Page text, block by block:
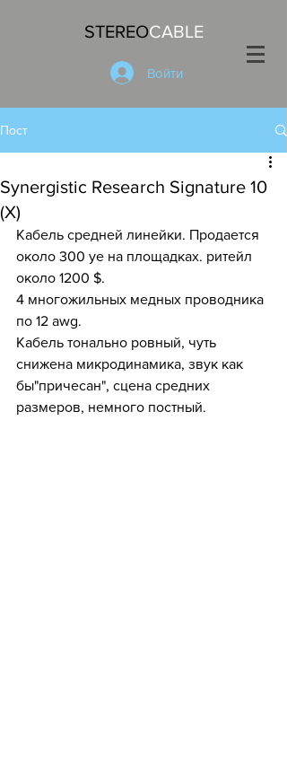
STEREOCABLE
Войти
Пост
Synergistic Research Signature 10
(X)
Кабель средней линейки. Продается
около 300 уе на площадках. ритейл
около 1200 $.
4 многожильных медных проводника
по 12 awg.
Кабель тонально ровный, чуть
снижена микродинамика, звук как
бы"причесан", сцена средних
размеров, немного постный.